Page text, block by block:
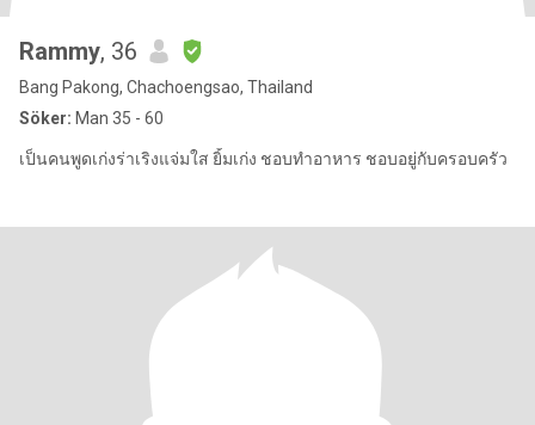
Rammy, 36
Bang Pakong, Chachoengsao, Thailand
Söker: Man 35 - 60
เป็นคนพูดเก่งร่าเริงแจ่มใส ยิ้มเก่ง ชอบทำอาหาร ชอบอยู่กับครอบครัว